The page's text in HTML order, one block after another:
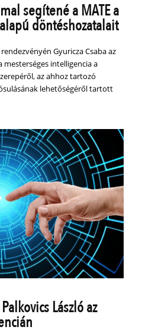
segítené a MATE a
döntéshozatalait
Gyuricza Csaba az
intelligencia a
az ahhoz tartozó
lehetőségéről tartott
László az